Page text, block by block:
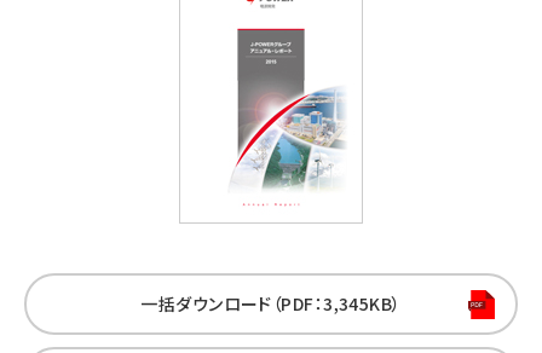
一括ダウンロード（PDF：3,345KB）